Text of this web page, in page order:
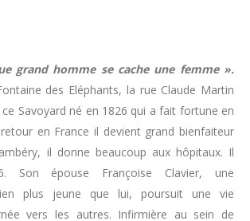
grand homme se cache une femme ».
des Eléphants, la rue Claude Martin
Savoyard né en 1826 qui a fait fortune en
en France il devient grand bienfaiteur
il donne beaucoup aux hôpitaux. Il
Son épouse Françoise Clavier, une
plus jeune que lui, poursuit une vie
vers les autres. Infirmière au sein de